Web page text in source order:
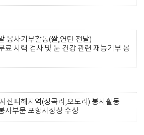
봉사기부활동(쌀,연탄 전달)
료 시력 검사 및 눈 건강 관련 재능기부 봉
진피해지역(성곡리,오도리) 봉사활동
사부문 포항시장상 수상